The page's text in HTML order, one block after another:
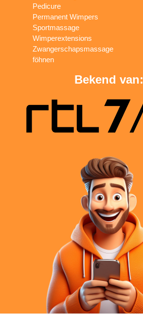
Pedicure
Permanent Wimpers
Sportmassage
Wimperextensions
Zwangerschapsmassage
föhnen
Bekend van: